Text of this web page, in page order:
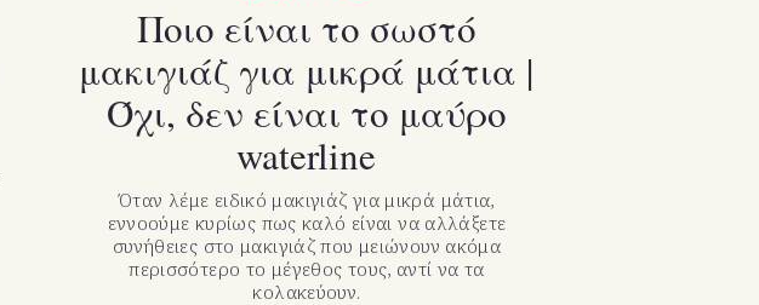
Ποιο είναι το σωστό
μακιγιάζ για μικρά μάτια |
Όχι, δεν είναι το μαύρο
waterline
Όταν λέμε ειδικό μακιγιάζ για μικρά μάτια,
εννοούμε κυρίως πως καλό είναι να αλλάξετε
συνήθειες στο μακιγιάζ που μειώνουν ακόμα
περισσότερο το μέγεθος τους, αντί να τα
κολακεύουν.